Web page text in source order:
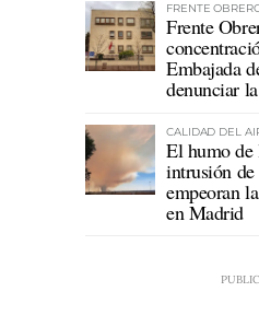
FRENTE
Frente
Embajada
denunciar
CALIDAD DEL
El humo
intrusión
empeoran
en Madrid